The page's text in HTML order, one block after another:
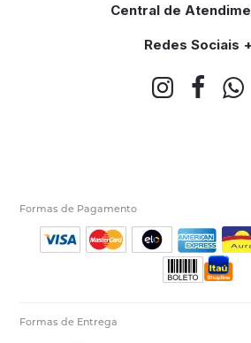
Central de
Redes Sociais
Formas de Pagamento
Formas de Entrega